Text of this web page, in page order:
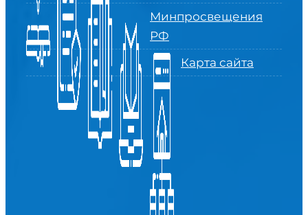
Минпросвещения
РФ
Карта сайта